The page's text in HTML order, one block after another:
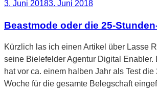
Veröffentlicht
3. Juni 20183. Juni 2018
Beastmode oder die 25-
Kürzlich las ich einen Artikel über Lasse
seine Bielefelder Agentur Digital Enabler.
hat vor ca. einem halben Jahr als Test die
Woche für die gesamte Belegschaft